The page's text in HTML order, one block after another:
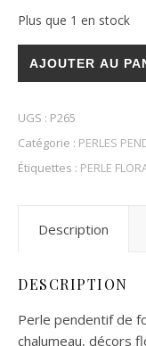
Plus que 1 en stock
quantité de
AJOUTER AU
UGS : P265
Catégorie : PERLES
Étiquettes : PERLE
Description
DESCRIPTION
Perle pendentif de
chalumeau, décors